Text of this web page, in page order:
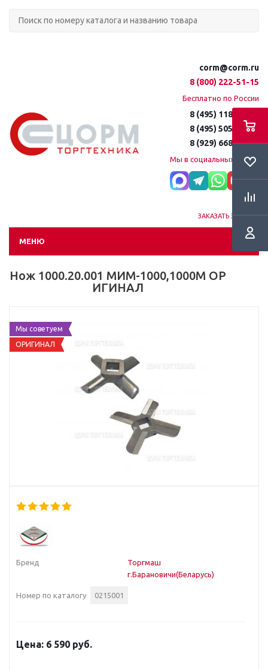
corm@corm.ru
8 (800) 222-51-15
Бесплатно по России
8 (495) 118-61-16
8 (495) 505-51-15
8 (929) 668-95-35
Мы в социальных сетях:
ЗАКАЗАТЬ ЗВОНОК
МЕНЮ
Нож 1000.20.001 МИМ-1000,1000М ОР
ИГИНАЛ
Мы советуем
ОРИГИНАЛ
Бренд
Торгмаш
г.Барановичи(Беларусь)
Номер по каталогу 0215001
6 590 руб.